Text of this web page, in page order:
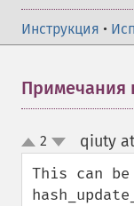
Инструкция •
Примечания
up
down
2 qiuty
This can